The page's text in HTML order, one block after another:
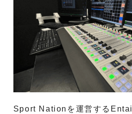
Sport Nationを運営する